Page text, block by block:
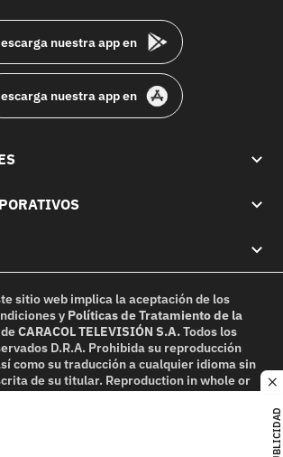
PUBLICIDAD
nuestra app en
nuestra app en
sitio web implica la aceptación de los
y Políticas de Tratamiento de la
deCARACOL TELEVISIÓN S.A.Todos los
D.R.A. Prohibida su reproducción
como su traducción a cualquier idioma sin
de su titular. Reproduction in whole or